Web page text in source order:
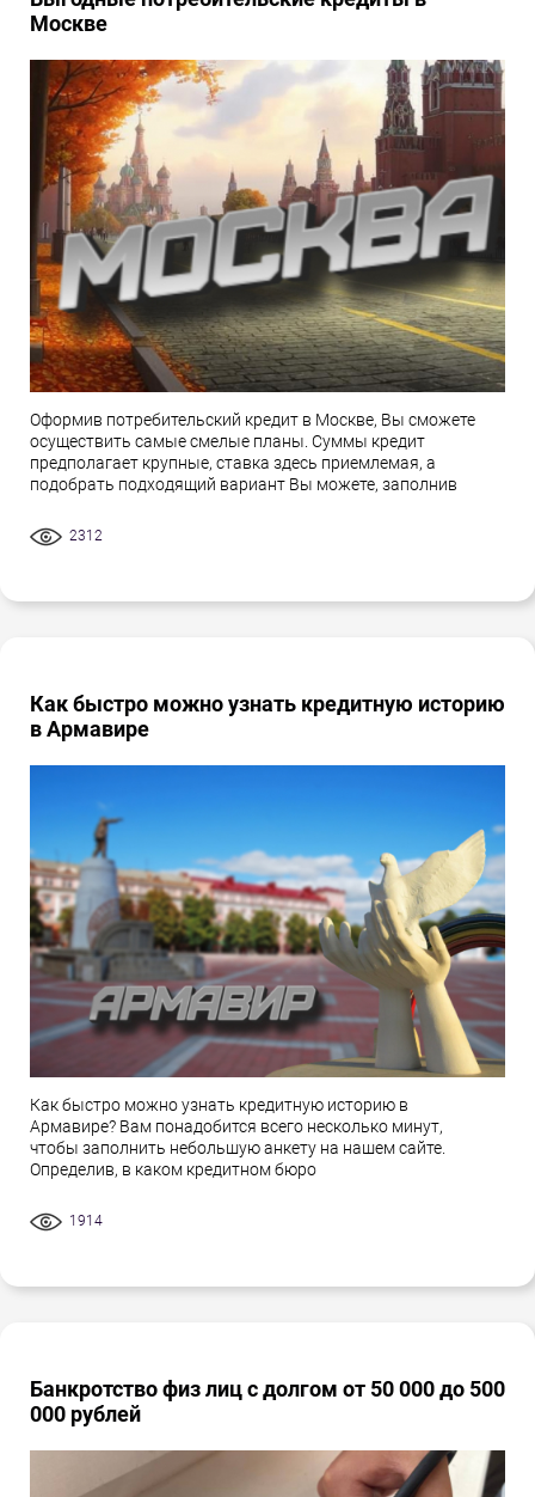
Москве
Оформив потребительский кредит в Москве, Вы сможете
осуществить самые смелые планы. Суммы кредит
предполагает крупные, ставка здесь приемлемая, а
подобрать подходящий вариант Вы можете, заполнив
2312
Как быстро можно узнать кредитную историю
в Армавире
Как быстро можно узнать кредитную историю в
Армавире? Вам понадобится всего несколько минут,
чтобы заполнить небольшую анкету на нашем сайте.
Определив, в каком кредитном бюро
1914
Банкротство физ лиц с долгом от 50 000 до 500
000 рублей